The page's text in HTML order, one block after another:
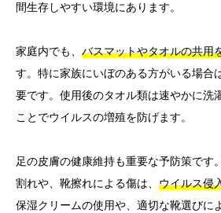
間生存しやすい環境にあります。
家庭内でも、 バスマットやタオルの共用
す。特に家族にいぼのある方がいる場合
要です。使用後のタオル類は速やかに洗
ことでウイルスの増殖を防げます。
足の皮膚の健康維持も重要な予防策です
割れや、靴擦れによる傷は、 ウイルス侵
保湿クリームの使用や、適切な靴選びに